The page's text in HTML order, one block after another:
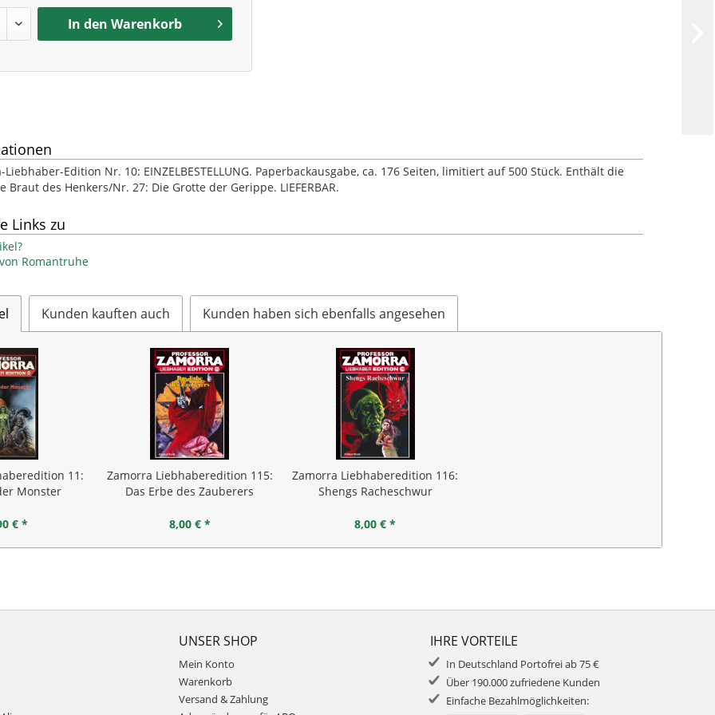
In den Warenkorb
Edition Nr. 10: EINZELBESTELLUNG. Paperbackausgabe, ca. 176 Seiten, limitiert auf 500 Stück. Enthält die
Braut des Henkers/Nr. 27: Die Grotte der Gerippe. LIEFERBAR.
Links zu
Romantruhe
Kunden kauften auch Kunden haben sich ebenfalls angesehen
11:
Monster
€ *
Zamorra Liebhaberedition 115:
Das Erbe des Zauberers
8,00 € *
Zamorra Liebhaberedition 116:
Shengs Racheschwur
8,00 € *
UNSER SHOP
Mein Konto
Warenkorb
Versand & Zahlung
IHRE VORTEILE
In Deutschland Portofrei ab 75 €
Über 190.000 zufriedene Kunden
Einfache Bezahlmöglichkeiten: